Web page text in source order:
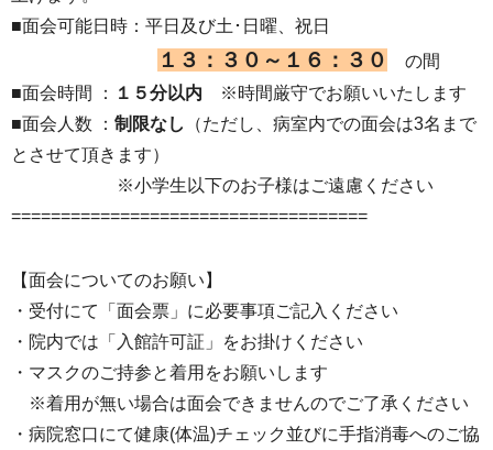
■面会可能日時：平日及び土･日曜、祝日
１３：３０～１６：３０
の間
■面会時間 ：
１５分以内 ※時間厳守でお願いいたします
■面会人数 ： 制限なし
（ただし、病室内での面会は3名まで
とさせて頂きます）
※小学生以下のお子様はご遠慮ください
====================================
【面会についてのお願い】
・受付にて「面会票」に必要事項ご記入ください
・院内では「入館許可証」をお掛けください
・マスクのご持参と着用をお願いします
※着用が無い場合は面会できませんのでご了承ください
・病院窓口にて健康(体温)チェック並びに手指消毒へのご協